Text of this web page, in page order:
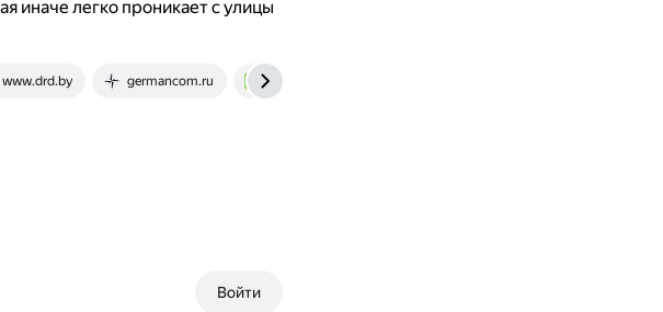
иначе легко проникает с улицы
www.drd.by germancom.ru m-strana.ru
Войти